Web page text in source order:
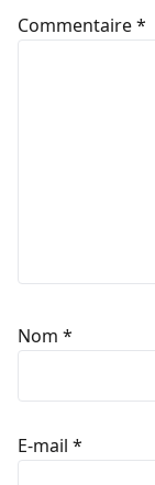
Commentaire*
Nom *
E-mail *